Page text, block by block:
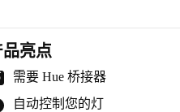
亮点
需要 Hue 桥接器
自动控制您的灯